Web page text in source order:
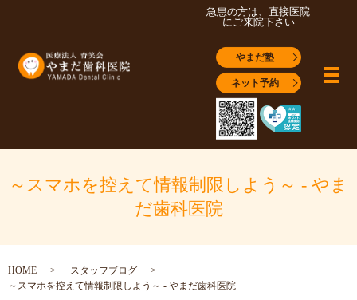
急患の方は、直接医院
にご来院下さい
やまだ塾
ネット予約 メ
～スマホを控えて情報制限しよう～ - やま
だ歯科医院
HOME
スタッフブログ
～スマホを控えて情報制限しよう～ - やまだ歯科医院